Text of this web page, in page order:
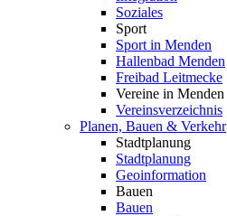
Soziales
Sport
Sport in Menden
Hallenbad Menden
Freibad Leitmecke
Vereine in Menden
Vereinsverzeichnis
Planen, Bauen & Verkehr
Stadtplanung
Stadtplanung
Geoinformation
Bauen
Bauen